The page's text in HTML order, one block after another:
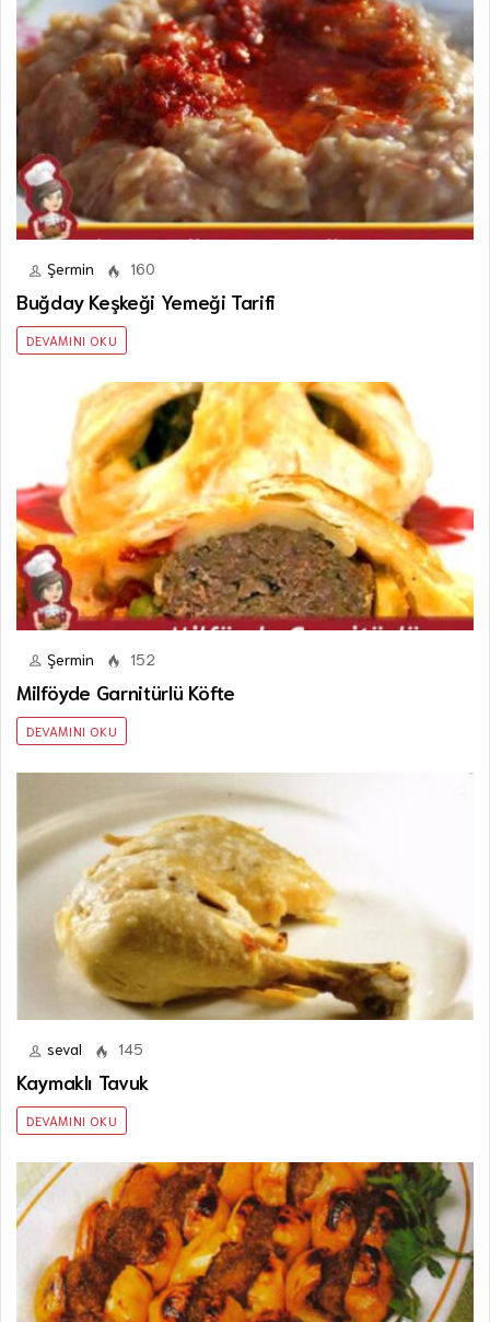
Şermin 160
Buğday Keşkeği Yemeği Tarifi
DEVAMINI OKU
Şermin 152
Milföyde Garnitürlü Köfte
DEVAMINI OKU
seval 145
Kaymaklı Tavuk
DEVAMINI OKU